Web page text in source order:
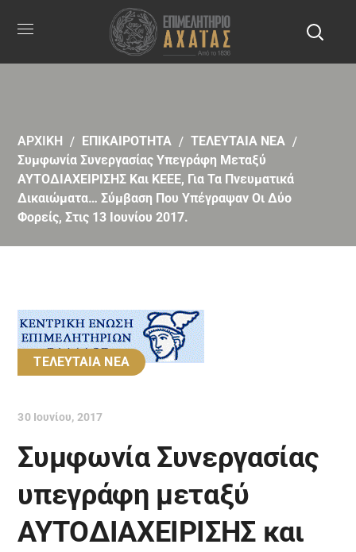
ΑΡΧΙΚΗ ΕΠΙΚΑΙΡΟΤΗΤΑ
ΤΕΛΕΥΤΑΙΑ ΝΕΑ
Συμφωνία Συνεργασίας Υπεγράφη Μεταξύ
ΑΥΤΟΔΙΑΧΕΙΡΙΣΗΣ Και ΚΕΕΕ, Για Τα Πνευματικά
Δικαιώματα… Σύμβαση Που Υπέγραψαν Οι Δύο
Φορείς, Στις 13 Ιουνίου 2017.
ΤΕΛΕΥΤΑΙΑ ΝΕΑ
30 Ιουνίου, 2017
Συμφωνία Συνεργασίας
υπεγράφη μεταξύ
ΑΥΤΟΔΙΑΧΕΙΡΙΣΗΣ και